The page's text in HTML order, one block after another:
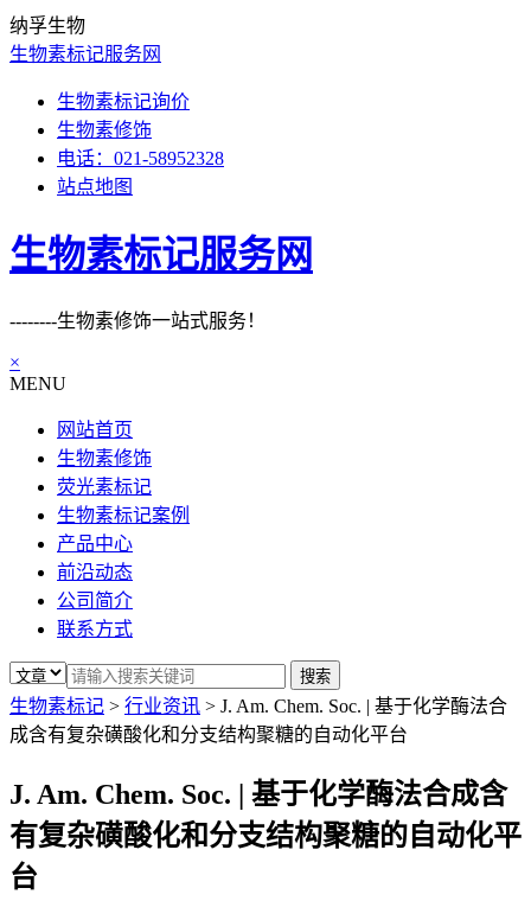
纳孚生物
生物素标记服务网
生物素标记询价
生物素修饰
电话：021-58952328
站点地图
生物素标记服务网
--------生物素修饰一站式服务！
×
MENU
网站首页
生物素修饰
荧光素标记
生物素标记案例
产品中心
前沿动态
公司简介
联系方式
生物素标记 > 行业资讯 > J. Am. Chem. Soc. | 基于化学酶法合
成含有复杂磺酸化和分支结构聚糖的自动化平台
J. Am. Chem. Soc. | 基于化学酶法合成含
有复杂磺酸化和分支结构聚糖的自动化平
台